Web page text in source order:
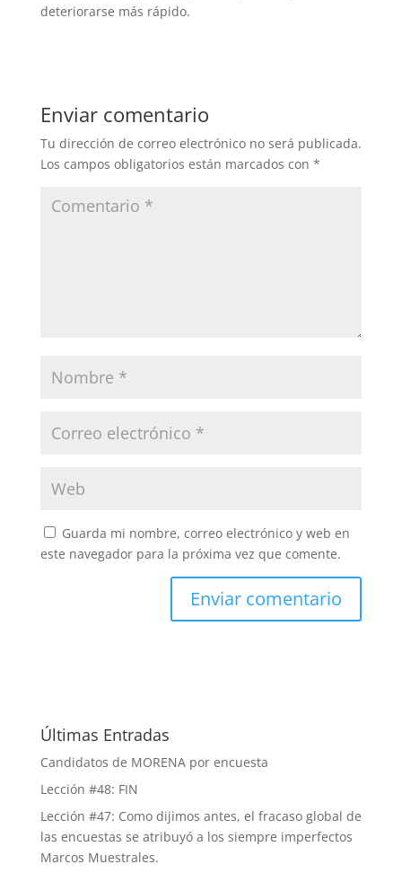
deteriorarse más rápido.
Enviar comentario
Tu dirección de correo electrónico no será publicada.
Los campos obligatorios están marcados con *
Guarda mi nombre, correo electrónico y web en
este navegador para la próxima vez que comente.
Últimas Entradas
Candidatos de MORENA por encuesta
Lección #48: FIN
Lección #47: Como dijimos antes, el fracaso global de
las encuestas se atribuyó a los siempre imperfectos
Marcos Muestrales.